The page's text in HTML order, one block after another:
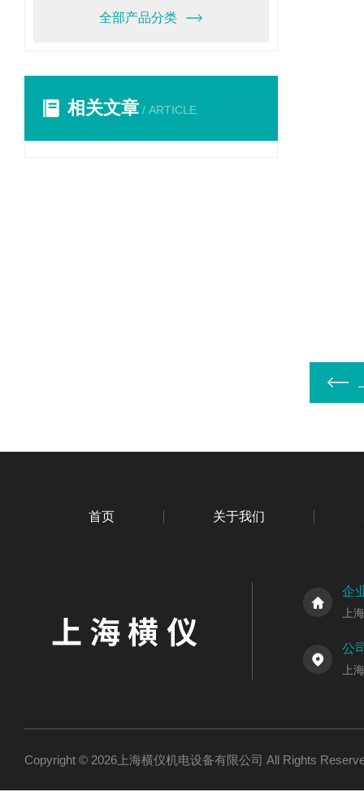
全部产品分类
相关文章 / ARTICLE
首页 关于我们
企
上
公
上
Copyright © 2026上海横仪机电设备有限公司 All Rights